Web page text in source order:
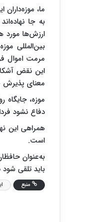
ما،
به جا
ارزش‌ها مورد
بین‌المللی
مرمت اموال
این نقض‌
معنای
موزه،
دفاع نشود
همراهی این
است.
به‌عنوان
باید تلقی
منبع